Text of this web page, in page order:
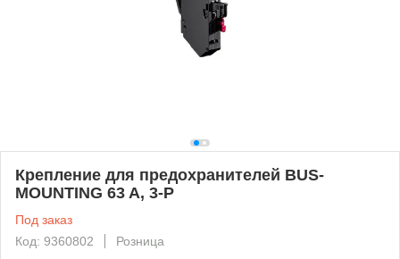
Крепление для предохранителей BUS-
MOUNTING 63 A, 3-P
Под заказ
Код: 9360802
Розница